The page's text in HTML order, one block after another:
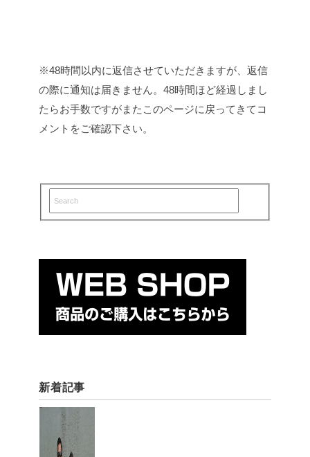
※48時間以内に返信させていただきますが、返信
の際に通知は届きません。48時間ほど経過しまし
たらお手数ですがまたこのページに戻ってきてコ
メントをご確認下さい。
新着記事